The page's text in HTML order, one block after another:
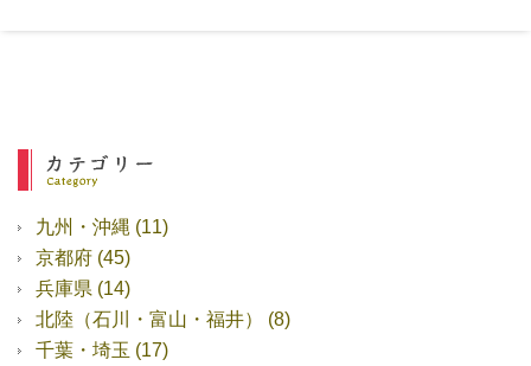
九州・沖縄 (11)
京都府 (45)
兵庫県 (14)
北陸（石川・富山・福井）
(8)
千葉・埼玉 (17)